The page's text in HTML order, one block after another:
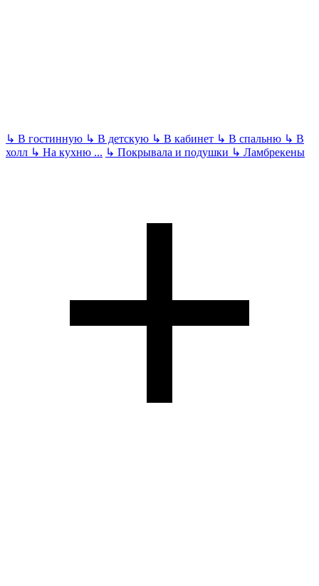
↳ В гостинную ↳ В детскую ↳ В кабинет ↳ В спальню ↳ В
холл ↳ На кухню ... ↳ Покрывала и подушки ↳ Ламбрекены